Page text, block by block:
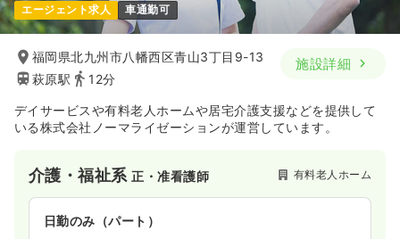
エージェント求人 車通勤可
福岡県北九州市八幡西区青山3丁目9-13
萩原駅
12分
施設詳細
デイサービスや有料老人ホームや居宅介護支援などを提供して
いる株式会社ノーマライゼーションが運営しています。
介護・福祉系正・准看護師 有料老人ホーム
日勤のみ（パート）